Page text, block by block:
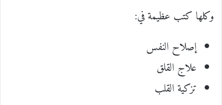
وكلها كتب عظيمة في:
إصلاح النفس
علاج القلق
تزكية القلب